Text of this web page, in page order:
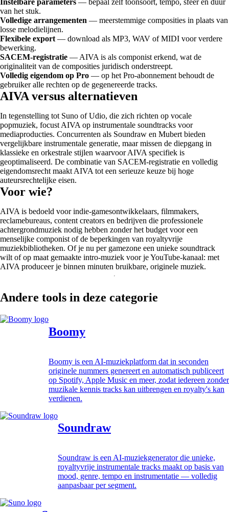
van het stuk.
Volledige arrangementen — meerstemmige composities in plaats van
losse melodielijnen.
Flexibele export — download als MP3, WAV of MIDI voor verdere
bewerking.
SACEM-registratie — AIVA is als componist erkend, wat de
originaliteit van de composities juridisch onderstreept.
Volledig eigendom op Pro — op het Pro-abonnement behoudt de
gebruiker alle rechten op de gegenereerde tracks.
AIVA versus alternatieven
In tegenstelling tot Suno of Udio, die zich richten op vocale
popmuziek, focust AIVA op instrumentale soundtracks voor
mediaproducties. Concurrenten als Soundraw en Mubert bieden
vergelijkbare instrumentale generatie, maar missen de diepgang in
klassieke en orkestrale stijlen waarvoor AIVA specifiek is
geoptimaliseerd. De combinatie van SACEM-registratie en volledig
eigendomsrecht maakt AIVA tot een serieuze keuze bij hoge
auteursrechtelijke eisen.
Voor wie?
AIVA is bedoeld voor indie-gamesontwikkelaars, filmmakers,
reclamebureaus, content creators en bedrijven die professionele
achtergrondmuziek nodig hebben zonder het budget voor een
menselijke componist of de beperkingen van royaltyvrije
muziekbibliotheken. Of je nu per gamezone een unieke soundtrack
wilt of op maat gemaakte intro-muziek voor je YouTube-kanaal: met
AIVA produceer je binnen minuten bruikbare, originele muziek.
Andere tools in deze categorie
Boomy
Boomy is een AI-muziekplatform dat in seconden
originele nummers genereert en automatisch publiceert
op Spotify, Apple Music en meer, zodat iedereen zonder
muzikale kennis tracks kan uitbrengen en royalty's kan
verdienen.
Soundraw
Soundraw is een AI-muziekgenerator die unieke,
royaltyvrije instrumentale tracks maakt op basis van
mood, genre, tempo en instrumentatie — volledig
aanpasbaar per segment.